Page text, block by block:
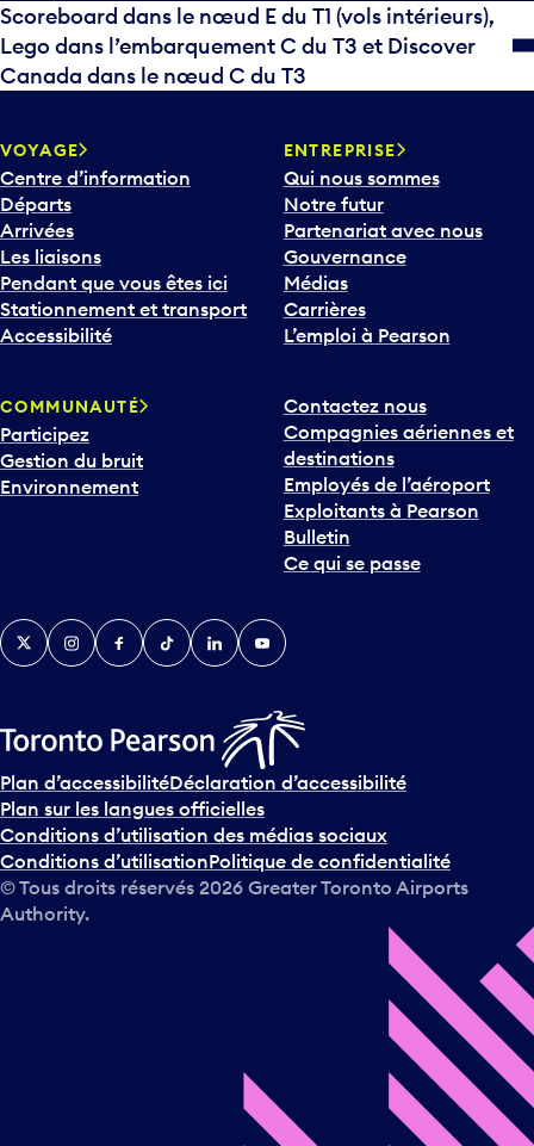
Scoreboard dans le nœud E du T1 (vols intérieurs),
Lego dans l’embarquement C du T3 et Discover
Canada dans le nœud C du T3
VOYAGE
Centre d’information
Départs
Arrivées
Les liaisons
Pendant que vous êtes ici
Stationnement et transport
Accessibilité
ENTREPRISE
Qui nous sommes
Notre futur
Partenariat avec nous
Gouvernance
Médias
Carrières
L’emploi à Pearson
COMMUNAUTÉ
Participez
Gestion du bruit
Environnement
Contactez nous
Compagnies aériennes et
destinations
Employés de l’aéroport
Exploitants à Pearson
Bulletin
Ce qui se passe
TwitterInstagramFacebook
TikTokLinkedInYouTube
Plan d’accessibilitéDéclaration d’accessibilité
Plan sur les langues officielles
Conditions d’utilisation des médias sociaux
Conditions d’utilisationPolitique de confidentialité
© Tous droits réservés 2026 Greater Toronto Airports
Authority.